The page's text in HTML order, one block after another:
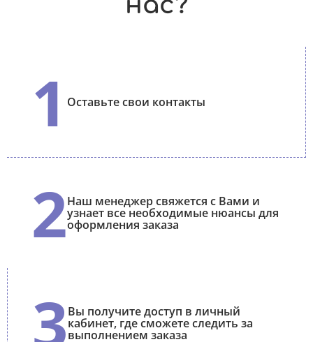
1 Оставьте свои контакты
2Наш менеджер свяжется с Вами и
узнает все необходимые нюансы для
оформления заказа
3Вы получите доступ в личный
кабинет, где сможете следить за
выполнением заказа